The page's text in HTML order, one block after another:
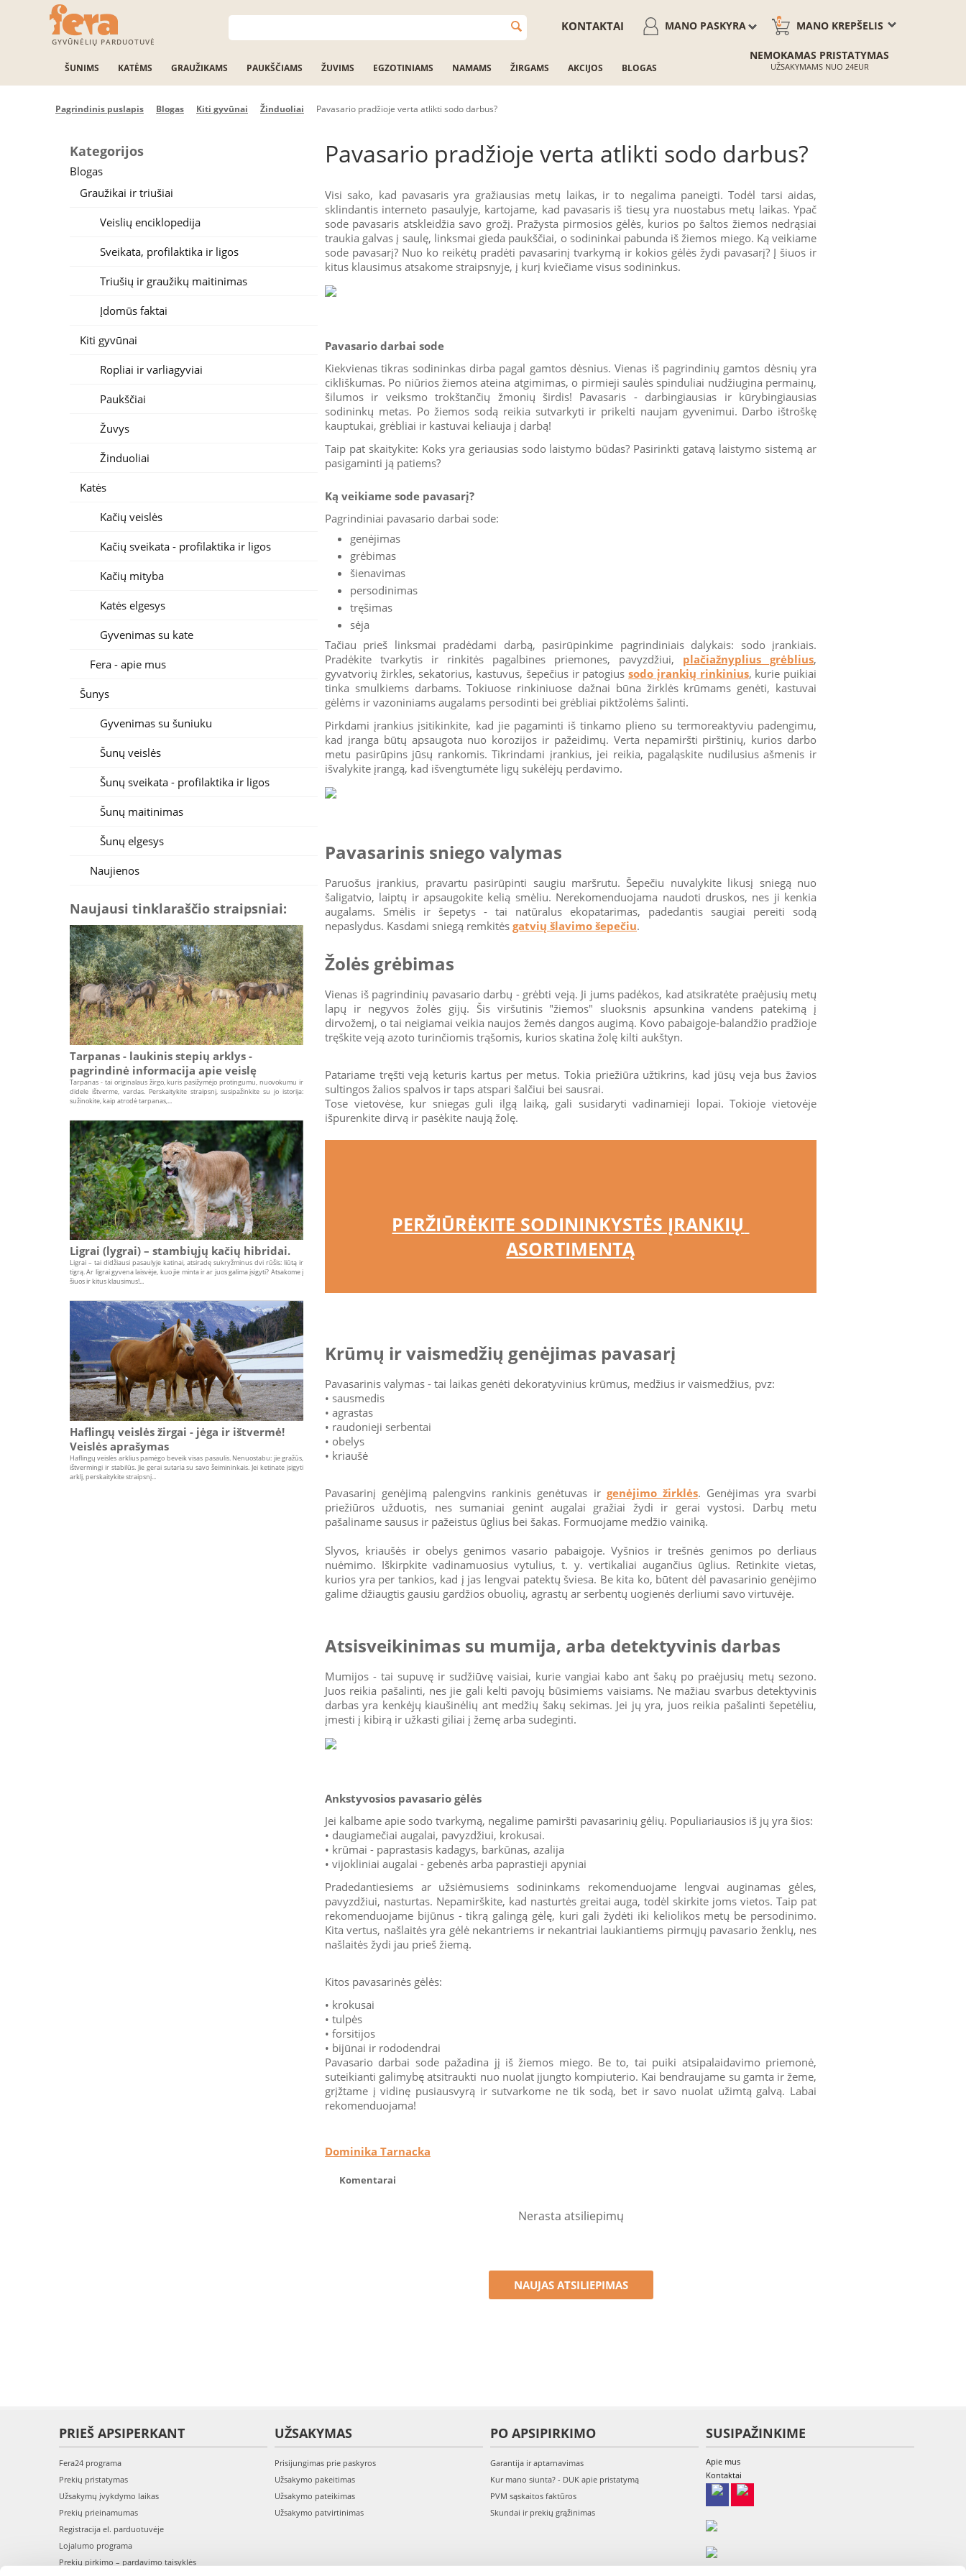
GYVŪNĖLIŲ PARDUOTUVĖ
MANO KREPŠELIS
0
MANO PASKYRA
KONTAKTAI
ŠUNIMS KATĖMS GRAUŽIKAMS PAUKŠČIAMS ŽUVIMS EGZOTINIAMS NAMAMS ŽIRGAMS AKCIJOS BLOGAS
NEMOKAMAS PRISTATYMAS
UŽSAKYMAMS NUO 24EUR
Pagrindinis puslapis Blogas Kiti gyvūnai Žinduoliai Pavasario pradžioje verta atlikti sodo darbus?
Kategorijos
Blogas
Graužikai ir triušiai
Veislių enciklopedija
Sveikata, profilaktika ir ligos
Triušių ir graužikų maitinimas
Įdomūs faktai
Kiti gyvūnai
Ropliai ir varliagyviai
Paukščiai
Žuvys
Žinduoliai
Katės
Kačių veislės
Kačių sveikata - profilaktika ir ligos
Kačių mityba
Katės elgesys
Gyvenimas su kate
Fera - apie mus
Šunys
Gyvenimas su šuniuku
Šunų veislės
Šunų sveikata - profilaktika ir ligos
Šunų maitinimas
Šunų elgesys
Naujienos
Naujausi tinklaraščio straipsniai:
Tarpanas - laukinis stepių arklys -
pagrindinė informacija apie veislę
Tarpanas - tai originalaus žirgo, kuris pasižymėjo protingumu, nuovokumu ir
didele ištverme, vardas. Perskaitykite straipsnį, susipažinkite su jo istorija:
sužinokite, kaip atrodė tarpanas,...
Ligrai (lygrai) – stambiųjų kačių hibridai.
Ligrai – tai didžiausi pasaulyje katinai, atsiradę sukryžminus dvi rūšis: liūtą ir
tigrą. Ar ligrai gyvena laisvėje, kuo jie minta ir ar juos galima įsigyti? Atsakome į
šiuos ir kitus klausimus!...
Haflingų veislės žirgai - jėga ir ištvermė!
Veislės aprašymas
Haflingų veislės arklius pamėgo beveik visas pasaulis. Nenuostabu: jie gražūs,
ištvermingi ir stabilūs. Jie gerai sutaria su savo šeimininkais. Jei ketinate įsigyti
arklį, perskaitykite straipsnį...
Pavasario pradžioje verta atlikti sodo darbus?
Visi sako, kad pavasaris yra gražiausias metų laikas, ir to negalima paneigti. Todėl tarsi aidas,
sklindantis interneto pasaulyje, kartojame, kad pavasaris iš tiesų yra nuostabus metų laikas. Ypač
sode pavasaris atskleidžia savo grožį. Pražysta pirmosios gėlės, kurios po šaltos žiemos nedrąsiai
traukia galvas į saulę, linksmai gieda paukščiai, o sodininkai pabunda iš žiemos miego. Ką veikiame
sode pavasarį? Nuo ko reikėtų pradėti pavasarinį tvarkymą ir kokios gėlės žydi pavasarį? Į šiuos ir
kitus klausimus atsakome straipsnyje, į kurį kviečiame visus sodininkus.
Pavasario darbai sode
Kiekvienas tikras sodininkas dirba pagal gamtos dėsnius. Vienas iš pagrindinių gamtos dėsnių yra
cikliškumas. Po niūrios žiemos ateina atgimimas, o pirmieji saulės spinduliai nudžiugina permainų,
šilumos ir veiksmo trokštančių žmonių širdis! Pavasaris - darbingiausias ir kūrybingiausias
sodininkų metas. Po žiemos sodą reikia sutvarkyti ir prikelti naujam gyvenimui. Darbo ištroškę
kauptukai, grėbliai ir kastuvai keliauja į darbą!
Taip pat skaitykite: Koks yra geriausias sodo laistymo būdas? Pasirinkti gatavą laistymo sistemą ar
pasigaminti ją patiems?
Ką veikiame sode pavasarį?
Pagrindiniai pavasario darbai sode:
genėjimas
grėbimas
šienavimas
persodinimas
tręšimas
sėja
Tačiau prieš linksmai pradėdami darbą, pasirūpinkime pagrindiniais dalykais: sodo įrankiais.
Pradėkite tvarkytis ir rinkitės pagalbines priemones, pavyzdžiui, plačiažnyplius grėblius,
gyvatvorių žirkles, sekatorius, kastuvus, šepečius ir patogiussodo įrankių rinkinius, kurie puikiai
tinka smulkiems darbams. Tokiuose rinkiniuose dažnai būna žirklės krūmams genėti, kastuvai
gėlėms ir vazoniniams augalams persodinti bei grėbliai piktžolėms šalinti.
Pirkdami įrankius įsitikinkite, kad jie pagaminti iš tinkamo plieno su termoreaktyviu padengimu,
kad įranga būtų apsaugota nuo korozijos ir pažeidimų. Verta nepamiršti pirštinių, kurios darbo
metu pasirūpins jūsų rankomis. Tikrindami įrankius, jei reikia, pagaląskite nudilusius ašmenis ir
išvalykite įrangą, kad išvengtumėte ligų sukėlėjų perdavimo.
Pavasarinis sniego valymas
Paruošus įrankius, pravartu pasirūpinti saugiu maršrutu. Šepečiu nuvalykite likusį sniegą nuo
šaligatvio, laiptų ir apsaugokite kelią smėliu. Nerekomenduojama naudoti druskos, nes ji kenkia
augalams. Smėlis ir šepetys - tai natūralus ekopatarimas, padedantis saugiai pereiti sodą
nepaslydus. Kasdami sniegą remkitės gatvių šlavimo šepečiu.
Žolės grėbimas
Vienas iš pagrindinių pavasario darbų - grėbti veją. Ji jums padėkos, kad atsikratėte praėjusių metų
lapų ir negyvos žolės gijų. Šis viršutinis "žiemos" sluoksnis apsunkina vandens patekimą į
dirvožemį, o tai neigiamai veikia naujos žemės dangos augimą. Kovo pabaigoje-balandžio pradžioje
tręškite veją azoto turinčiomis trąšomis, kurios skatina žolę kilti aukštyn.
Patariame tręšti veją keturis kartus per metus. Tokia priežiūra užtikrins, kad jūsų veja bus žavios
sultingos žalios spalvos ir taps atspari šalčiui bei sausrai.
Tose vietovėse, kur sniegas guli ilgą laiką, gali susidaryti vadinamieji lopai. Tokioje vietovėje
išpurenkite dirvą ir pasėkite naują žolę.
PERŽIŪRĖKITE SODININKYSTĖS ĮRANKIŲ
ASORTIMENTĄ
Krūmų ir vaismedžių genėjimas pavasarį
Pavasarinis valymas - tai laikas genėti dekoratyvinius krūmus, medžius ir vaismedžius, pvz:
• sausmedis
• agrastas
• raudonieji serbentai
• obelys
• kriaušė
Pavasarinį genėjimą palengvins rankinis genėtuvas ir genėjimo žirklės. Genėjimas yra svarbi
priežiūros užduotis, nes sumaniai genint augalai gražiai žydi ir gerai vystosi. Darbų metu
pašaliname sausus ir pažeistus ūglius bei šakas. Formuojame medžio vainiką.
Slyvos, kriaušės ir obelys genimos vasario pabaigoje. Vyšnios ir trešnės genimos po derliaus
nuėmimo. Iškirpkite vadinamuosius vytulius, t. y. vertikaliai augančius ūglius. Retinkite vietas,
kurios yra per tankios, kad į jas lengvai patektų šviesa. Be kita ko, būtent dėl pavasarinio genėjimo
galime džiaugtis gausiu gardžios obuolių, agrastų ar serbentų uogienės derliumi savo virtuvėje.
Atsisveikinimas su mumija, arba detektyvinis darbas
Mumijos - tai supuvę ir sudžiūvę vaisiai, kurie vangiai kabo ant šakų po praėjusių metų sezono.
Juos reikia pašalinti, nes jie gali kelti pavojų būsimiems vaisiams. Ne mažiau svarbus detektyvinis
darbas yra kenkėjų kiaušinėlių ant medžių šakų sekimas. Jei jų yra, juos reikia pašalinti šepetėliu,
įmesti į kibirą ir užkasti giliai į žemę arba sudeginti.
Ankstyvosios pavasario gėlės
Jei kalbame apie sodo tvarkymą, negalime pamiršti pavasarinių gėlių. Populiariausios iš jų yra šios:
• daugiamečiai augalai, pavyzdžiui, krokusai.
• krūmai - paprastasis kadagys, barkūnas, azalija
• vijokliniai augalai - gebenės arba paprastieji apyniai
Pradedantiesiems ar užsiėmusiems sodininkams rekomenduojame lengvai auginamas gėles,
pavyzdžiui, nasturtas. Nepamirškite, kad nasturtės greitai auga, todėl skirkite joms vietos. Taip pat
rekomenduojame bijūnus - tikrą galingą gėlę, kuri gali žydėti iki keliolikos metų be persodinimo.
Kita vertus, našlaitės yra gėlė nekantriems ir nekantriai laukiantiems pirmųjų pavasario ženklų, nes
našlaitės žydi jau prieš žiemą.
Kitos pavasarinės gėlės:
• krokusai
• tulpės
• forsitijos
• bijūnai ir rododendrai
Pavasario darbai sode pažadina jį iš žiemos miego. Be to, tai puiki atsipalaidavimo priemonė,
suteikianti galimybę atsitraukti nuo nuolat įjungto kompiuterio. Kai bendraujame su gamta ir žeme,
grįžtame į vidinę pusiausvyrą ir sutvarkome ne tik sodą, bet ir savo nuolat užimtą galvą. Labai
rekomenduojama!
Dominika Tarnacka
Komentarai
Nerasta atsiliepimų
NAUJAS ATSILIEPIMAS
PRIEŠ APSIPERKANT
Fera24 programa
Prekių pristatymas
Užsakymų įvykdymo laikas
Prekių prieinamumas
Registracija el. parduotuvėje
Lojalumo programa
Prekių pirkimo – pardavimo taisyklės
UŽSAKYMAS
Prisijungimas prie paskyros
Užsakymo pakeitimas
Užsakymo pateikimas
Užsakymo patvirtinimas
PO APSIPIRKIMO
Garantija ir aptarnavimas
Kur mano siunta? - DUK apie pristatymą
PVM sąskaitos faktūros
Skundai ir prekių grąžinimas
SUSIPAŽINKIME
Apie mus
Kontaktai